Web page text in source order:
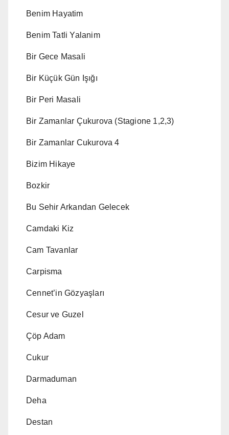
Benim Hayatim
Benim Tatli Yalanim
Bir Gece Masali
Bir Küçük Gün Işığı
Bir Peri Masali
Bir Zamanlar Çukurova (Stagione 1,2,3)
Bir Zamanlar Cukurova 4
Bizim Hikaye
Bozkir
Bu Sehir Arkandan Gelecek
Camdaki Kiz
Cam Tavanlar
Carpisma
Cennet’in Gözyaşları
Cesur ve Guzel
Çöp Adam
Cukur
Darmaduman
Deha
Destan